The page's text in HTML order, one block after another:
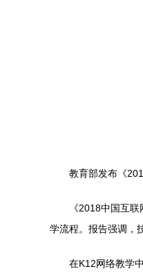
教育部发布《
《2018中国互
学流程。报告强调，
在K12网络教学